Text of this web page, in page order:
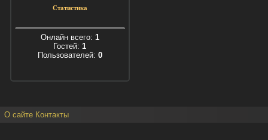
Статистика
Онлайн всего: 1
Гостей: 1
Пользователей: 0
О сайте Контакты